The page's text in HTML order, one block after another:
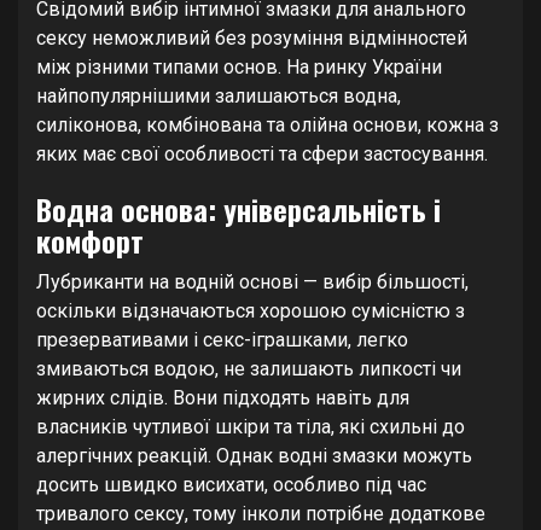
Свідомий вибір інтимної змазки для анального
сексу неможливий без розуміння відмінностей
між різними типами основ. На ринку України
найпопулярнішими залишаються водна,
силіконова, комбінована та олійна основи, кожна з
яких має свої особливості та сфери застосування.
Водна основа: універсальність і
комфорт
Лубриканти на водній основі — вибір більшості,
оскільки відзначаються хорошою сумісністю з
презервативами і секс-іграшками, легко
змиваються водою, не залишають липкості чи
жирних слідів. Вони підходять навіть для
власників чутливої шкіри та тіла, які схильні до
алергічних реакцій. Однак водні змазки можуть
досить швидко висихати, особливо під час
тривалого сексу, тому інколи потрібне додаткове